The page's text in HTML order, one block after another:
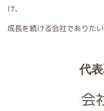
け、
成長を続ける会社でありた
代
会